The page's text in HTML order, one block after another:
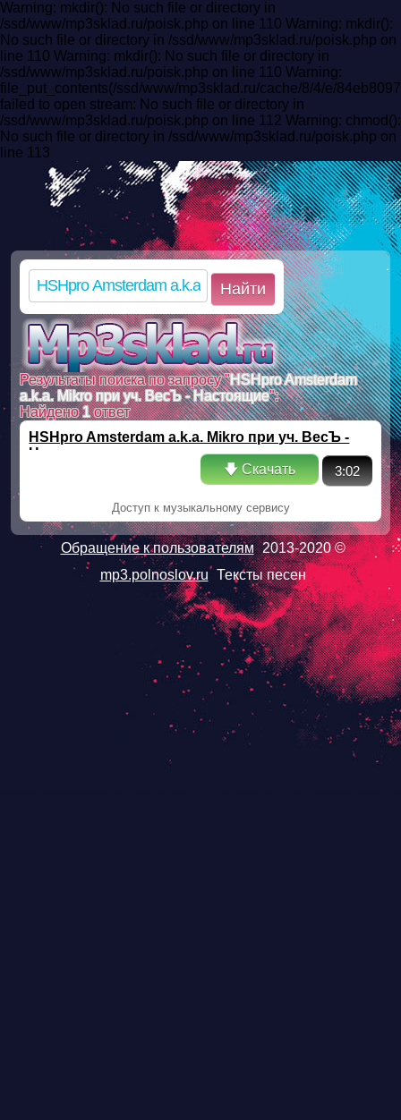
Warning: mkdir(): No such file or directory in
/ssd/www/mp3sklad.ru/poisk.php on line 110 Warning: mkdir():
No such file or directory in /ssd/www/mp3sklad.ru/poisk.php on
line 110 Warning: mkdir(): No such file or directory in
/ssd/www/mp3sklad.ru/poisk.php on line 110 Warning:
file_put_contents(/ssd/www/mp3sklad.ru/cache/8/4/e/
failed to open stream: No such file or directory in
/ssd/www/mp3sklad.ru/poisk.php on line 112 Warning: chmod():
No such file or directory in /ssd/www/mp3sklad.ru/poisk.php on
line 113
Найти
Результаты поиска по запросу "HSHpro Amsterdam
a.k.a. Mikro при уч. ВесЪ - Настоящие":
Найдено1ответ
HSHpro Amsterdam a.k.a. Mikro при уч. ВесЪ -
Настоящие
🡇 Скачать
3:02
Доступ к музыкальному сервису
Обращение к пользователям 2013-2020 ©
mp3.polnoslov.ru Тексты песен